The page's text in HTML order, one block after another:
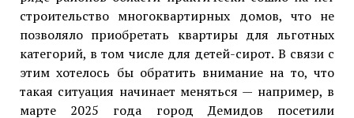
строительство многоквартирных домов, что не
позволяло приобретать квартиры для льготных
категорий, в том числе для детей-сирот. В связи с
этим хотелось бы обратить внимание на то, что
такая ситуация начинает меняться — например, в
марте 2025 года город Демидов посетили